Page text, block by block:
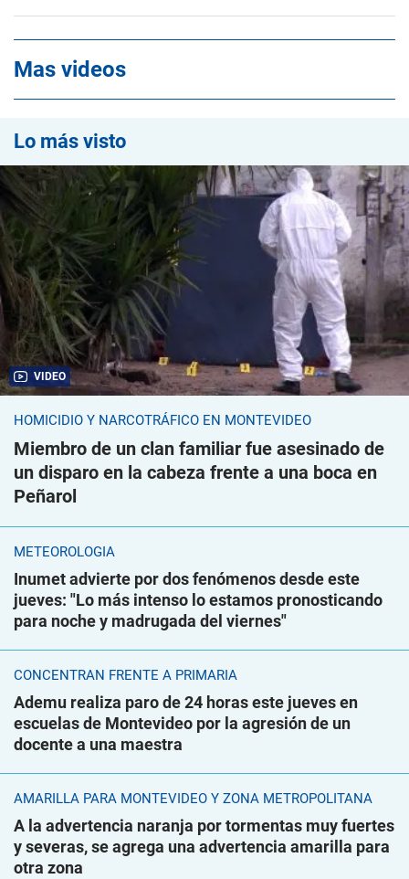
Mas videos
Lo más visto
VIDEO
HOMICIDIO Y NARCOTRÁFICO EN MONTEVIDEO
Miembro de un clan familiar fue asesinado de
un disparo en la cabeza frente a una boca en
Peñarol
METEOROLOGÍA
Inumet advierte por dos fenómenos desde este
jueves: "Lo más intenso lo estamos pronosticando
para noche y madrugada del viernes"
CONCENTRAN FRENTE A PRIMARIA
Ademu realiza paro de 24 horas este jueves en
escuelas de Montevideo por la agresión de un
docente a una maestra
AMARILLA PARA MONTEVIDEO Y ZONA METROPOLITANA
A la advertencia naranja por tormentas muy fuertes
y severas, se agrega una advertencia amarilla para
otra zona